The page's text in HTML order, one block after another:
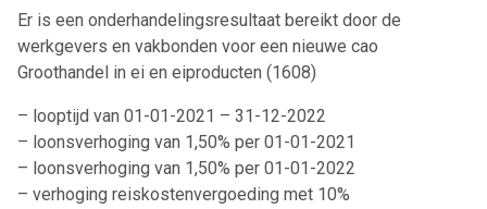
Er is een onderhandelingsresultaat bereikt door de
werkgevers en vakbonden voor een nieuwe cao
Groothandel in ei en eiproducten (1608)
– looptijd van 01-01-2021 – 31-12-2022
– loonsverhoging van 1,50% per 01-01-2021
– loonsverhoging van 1,50% per 01-01-2022
– verhoging reiskostenvergoeding met 10%